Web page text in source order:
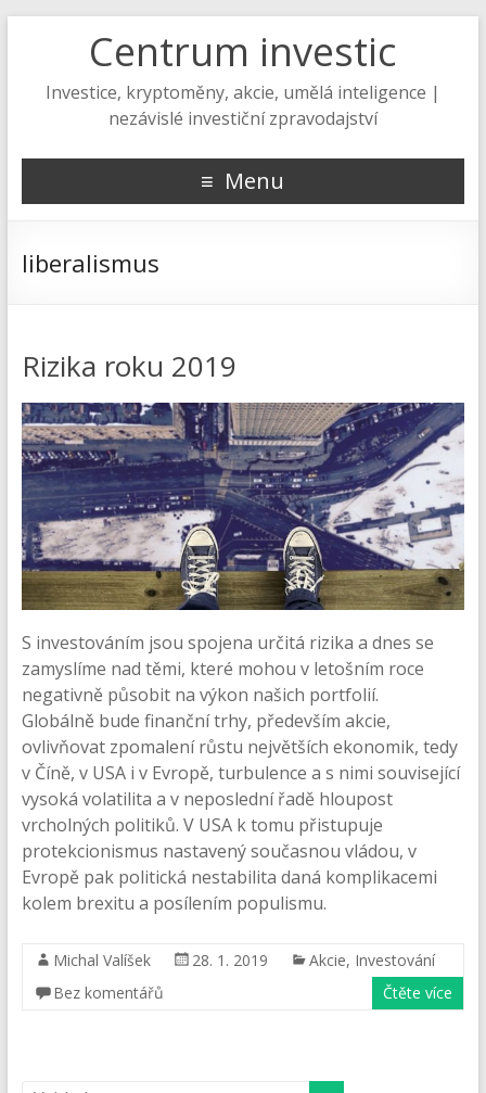
Centrum investic
Investice, kryptoměny, akcie, umělá inteligence |
nezávislé investiční zpravodajství
Menu
liberalismus
Rizika roku 2019
S investováním jsou spojena určitá rizika a dnes se
zamyslíme nad těmi, které mohou v letošním roce
negativně působit na výkon našich portfolií.
Globálně bude finanční trhy, především akcie,
ovlivňovat zpomalení růstu největších ekonomik, tedy
v Číně, v USA i v Evropě, turbulence a s nimi související
vysoká volatilita a v neposlední řadě hloupost
vrcholných politiků. V USA k tomu přistupuje
protekcionismus nastavený současnou vládou, v
Evropě pak politická nestabilita daná komplikacemi
kolem brexitu a posílením populismu.
Michal Valíšek 28. 1. 2019 Akcie, Investování
Bez komentářů
Čtěte více